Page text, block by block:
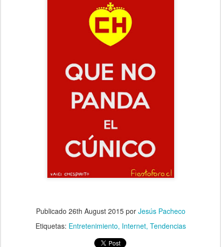
Publicado 26th August 2015por Jesús Pacheco
Etiquetas: Entretenimiento Internet Tendencias